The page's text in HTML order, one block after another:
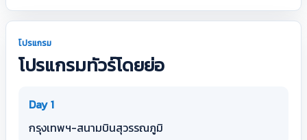
โปรแกรม
โปรแกรมทัวร์โดยย่อ
Day 1
กรุงเทพฯ-สนามบินสุวรรณภูมิ